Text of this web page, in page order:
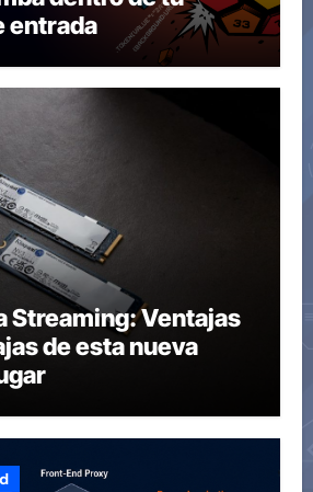
entrada
Streaming: Ventajas
de esta nueva